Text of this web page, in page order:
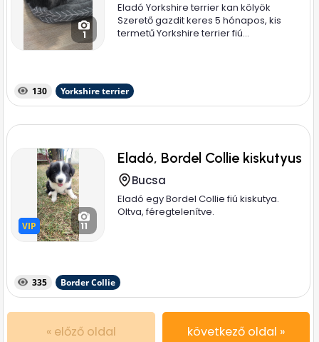
1
Eladó Yorkshire terrier kan kölyök
Szerető gazdit keres 5 hónapos, kis
termetű Yorkshire terrier fiú...
130 Yorkshire terrier
VIP
VIP 11
Eladó, Bordel Collie kiskutyus
Bucsa
Eladó egy Bordel Collie fiú kiskutya.
Oltva, féregtelenítve.
335 Border Collie
« előző oldal következő oldal »